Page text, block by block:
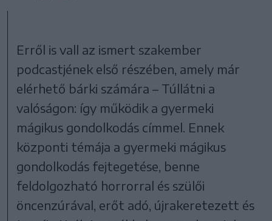
Erről is vall az ismert szakember
podcastjének első részében, amely már
elérhető bárki számára – Túllátni a
valóságon: így működik a gyermeki
mágikus gondolkodás címmel. Ennek
központi témája a gyermeki mágikus
gondolkodás fejtegetése, benne
feldolgozható horrorral és szülői
öncenzúrával, erőt adó, újrakeretezett és